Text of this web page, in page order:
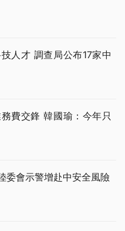
人才 調查局公布17家中
費交鋒 韓國瑜：今年只
委會示警增赴中安全風險